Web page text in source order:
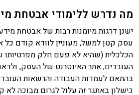
מה נדרש ללימודי אבטחת
ישנן דרגות מיומנות רבות של אבטחת
עסק קטן למשל, מעוניין לוודא קודם כל
הכלכלית (שהיא לא פעם חלק מפרטיותו
העובדים, אתר האינטרנט של העסק,
בהתאם לעמדות העבודה והרשאות
כישלון באתגר זה עלול לגרום מבוכה לא